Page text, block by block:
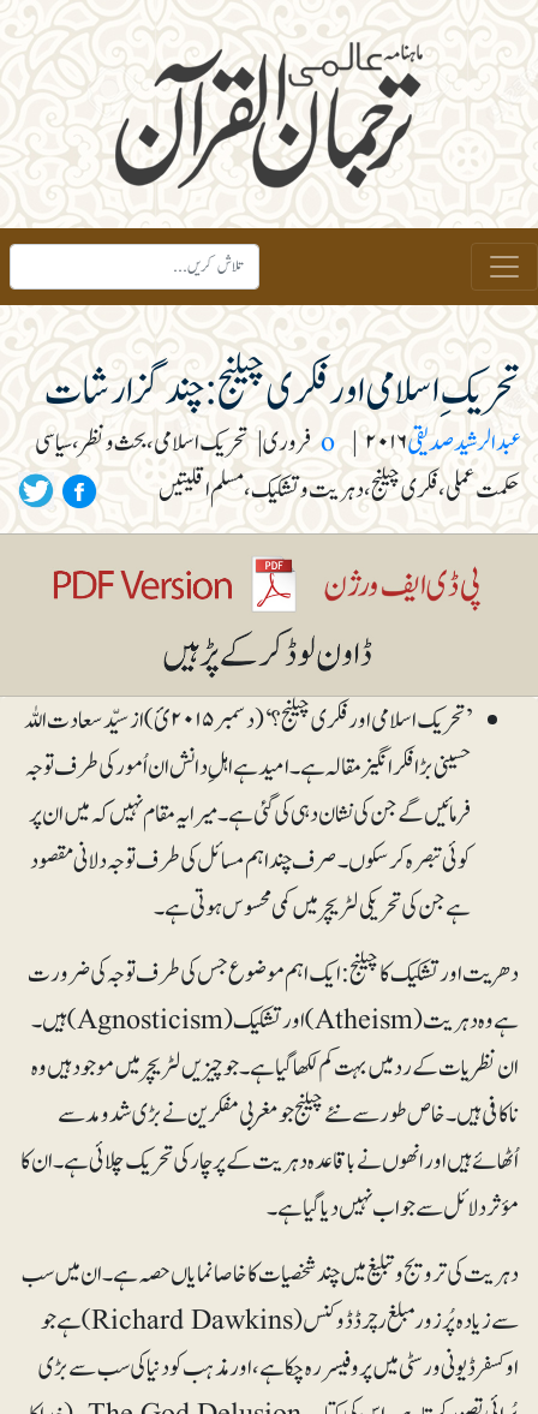
تحریک ِ اسلامی اور فکری چیلنج: چند گزارشات
عبدالرشید صدیقیo |۲۰۱۶ فروری | تحریک اسلامی، بحث و نظر، سیاسی
حکمت عملی، فکری چیلنج، دہریت و تشکیک، مسلم اقلیتیں
’تحریک اسلامی اور فکری چیلنج؟‘ (دسمبر ۲۰۱۵ئ)از سیّد سعادت اللہ
حسینی بڑا فکرانگیز مقالہ ہے۔ امید ہے اہلِ دانش ان اُمور کی طرف توجہ
فرمائیں گے جن کی نشان دہی کی گئی ہے۔ میرا یہ مقام نہیں کہ میں ان پر
کوئی تبصرہ کرسکوں۔ صرف چند اہم مسائل کی طرف توجہ دلانی مقصود
ہے جن کی تحریکی لٹریچر میں کمی محسوس ہوتی ہے۔
دھریت اور تشکیک کا چیلنج:ایک اہم موضوع جس کی طرف توجہ کی ضرورت
ہے وہ دہریت (Atheism) اور تشکیک (Agnosticism) ہیں۔
ان نظریات کے رد میں بہت کم لکھا گیا ہے۔ جو چیزیں لٹریچر میں موجود ہیں وہ
ناکافی ہیں۔ خاص طور سے نئے چیلنج جو مغربی مفکرین نے بڑی شدومد سے
اُٹھائے ہیں اور انھوں نے باقاعدہ دہریت کے پرچار کی تحریک چلائی ہے۔ ان کا
مؤثر دلائل سے جواب نہیں دیا گیا ہے۔
دہریت کی ترویج و تبلیغ میں چند شخصیات کاخاصا نمایاں حصہ ہے۔ ان میں سب
سے زیادہ پُرزور مبلغ رچرڈڈوکنس (Richard Dawkins)ہے جو
اوکسفرڈ یونی ورسٹی میں پروفیسر رہ چکا ہے، اور مذہب کو دنیا کی سب سے بڑی